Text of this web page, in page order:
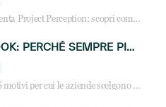
Microsoft presenta Project Perception: scopri come gli agenti AI possono trasformare cybersecurity, SOC e servizi gestiti degli MSP.
HP PROBOOK: PERCHÉ SEMPRE PIÙ AZIENDE SCELGONO NOTEBOOK PROGETTATI PER IL LAVORO MODERNO
HP ProBook: 5 motivi per cui le aziende scelgono i notebook business HP per migliorare produttività, sicurezza e gestione dell’AI.